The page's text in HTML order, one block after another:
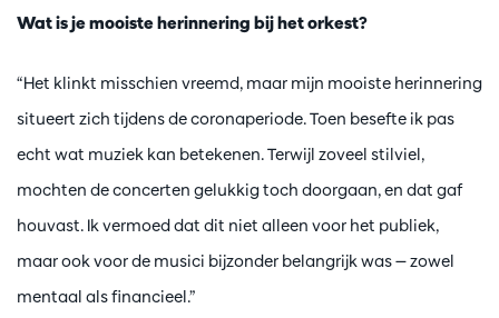
Wat is je mooiste herinnering bij het orkest?
“Het klinkt misschien vreemd, maar mijn mooiste herinnering
situeert zich tijdens de coronaperiode. Toen besefte ik pas
echt wat muziek kan betekenen. Terwijl zoveel stilviel,
mochten de concerten gelukkig toch doorgaan, en dat gaf
houvast. Ik vermoed dat dit niet alleen voor het publiek,
maar ook voor de musici bijzonder belangrijk was — zowel
mentaal als financieel.”